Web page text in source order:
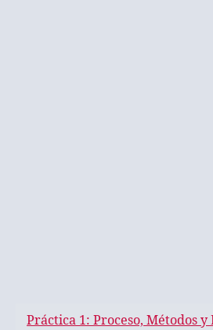
Práctica 1: Proceso, Métodos y